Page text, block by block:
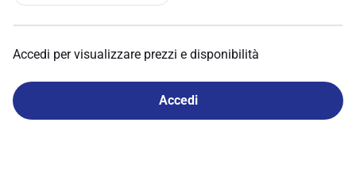
Accedi per visualizzare prezzi e disponibilità
Accedi